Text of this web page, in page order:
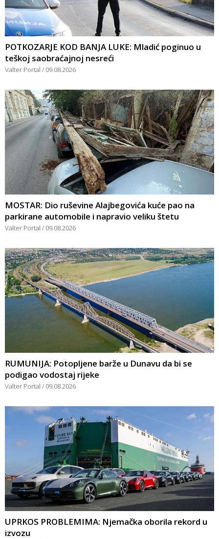
POTKOZARJE KOD BANJA LUKE: Mladić poginuo u
teškoj saobraćajnoj nesreći
Valter Portal 09.08.2026
MOSTAR: Dio ruševine Alajbegovića kuće pao na
parkirane automobile i napravio veliku štetu
Valter Portal 09.08.2026
RUMUNIJA: Potopljene barže u Dunavu da bi se
podigao vodostaj rijeke
Valter Portal 09.08.2026
UPRKOS PROBLEMIMA: Njemačka oborila rekord u
izvozu